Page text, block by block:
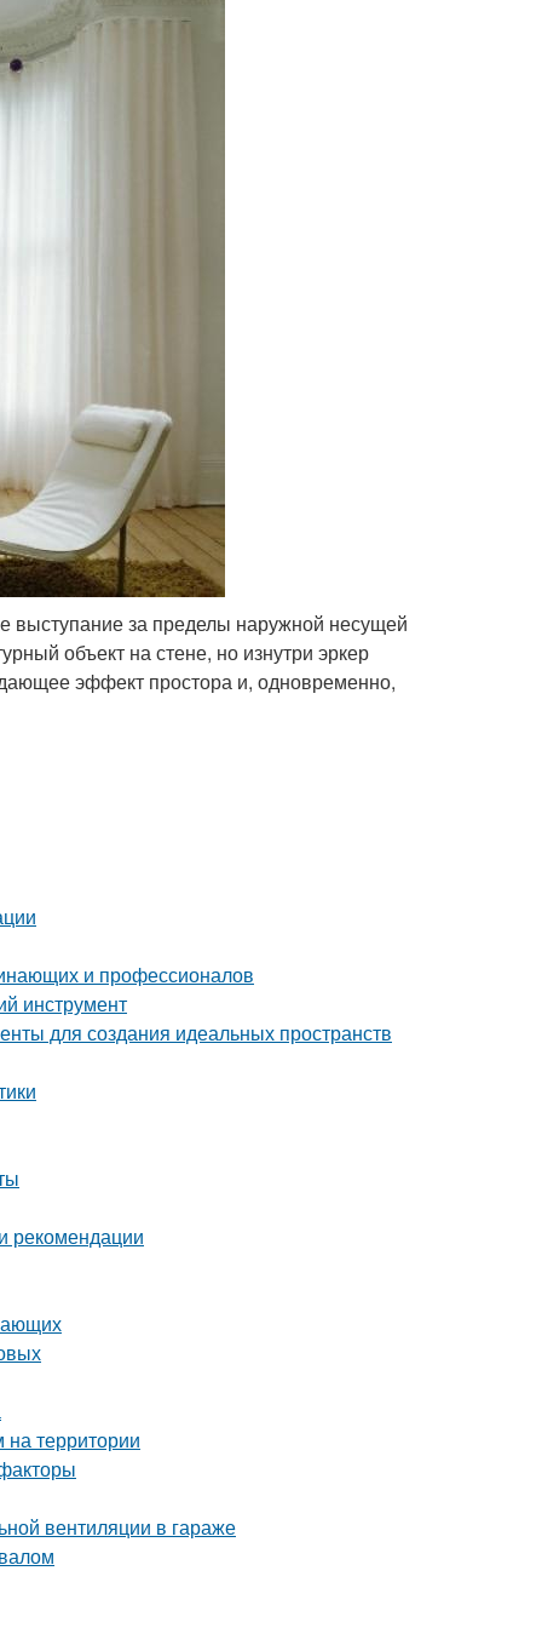
выступание за пределы наружной несущей
объект на стене, но изнутри эркер
эффект простора и, одновременно,
и профессионалов
инструмент
для создания идеальных пространств
рекомендации
территории
вентиляции в гараже